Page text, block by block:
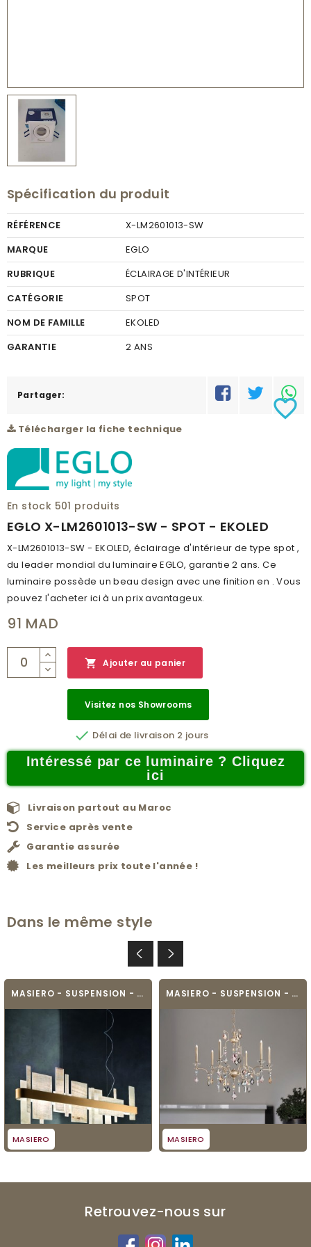
Spécification du produit
RÉFÉRENCE
X-LM2601013-SW
MARQUE
EGLO
RUBRIQUE
ÉCLAIRAGE D'INTÉRIEUR
CATÉGORIE
SPOT
NOM DE FAMILLE
EKOLED
GARANTIE
2 ANS
Partager:
Télécharger la fiche technique
En stock 501 produits
EGLO X-LM2601013-SW - SPOT - EKOLED
X-LM2601013-SW - EKOLED, éclairage d'intérieur de type spot ,
du leader mondial du luminaire EGLO, garantie 2 ans. Ce
luminaire possède un beau design avec une finition en . Vous
pouvez l'acheter ici à un prix avantageux.
favorite_border
91 MAD
 Ajouter au panier
Visitez nos Showrooms
 Délai de livraison 2 jours
Intéressé par ce luminaire ? Cliquez
ici
Livraison partout au Maroc
Service après vente
Garantie assurée
Les meilleurs prix toute l'année !
Dans le même style
MASIERO - SUSPENSION - HONICE S100
MASIERO
MASIERO - SUSPENSION - LIZZI 3+3
MASIERO
Retrouvez-nous sur